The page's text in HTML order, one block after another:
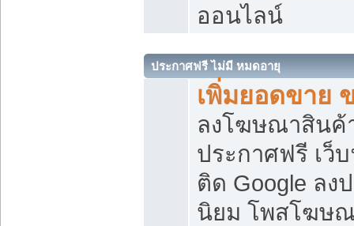
ออนไลน์
ประกาศฟรี ไม่มี หมดอายุ
เพิ่มยอดขาย
ลงโฆษณาสิน
ประกาศฟรี เว็
ติด Google ลง
นิยม โพสโฆษ